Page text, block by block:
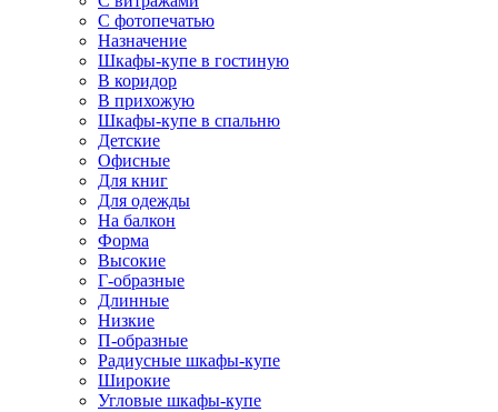
С фотопечатью
Назначение
Шкафы-купе в гостиную
В коридор
В прихожую
Шкафы-купе в спальню
Детские
Офисные
Для книг
Для одежды
На балкон
Форма
Высокие
Г-образные
Длинные
Низкие
П-образные
Радиусные шкафы-купе
Широкие
Угловые шкафы-купе